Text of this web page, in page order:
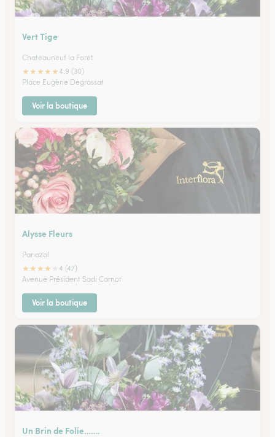
Vert Tige
Chateauneuf la Foret
★★★★★4.9 (30)
Place Eugène Degrassat
Voir la boutique
Alysse Fleurs
Panazol
★★★★
4 (47)
Avenue Président Sadi Carnot
Voir la boutique
Un Brin de Folie…….